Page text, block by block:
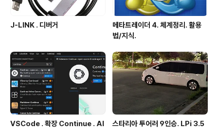
J-LINK . 디버거
메타트레이더 4. 체계정리. 활용
법/지식.
VSCode . 확장 Continue . AI
스타리아 투어러 9인승. LPi 3.5